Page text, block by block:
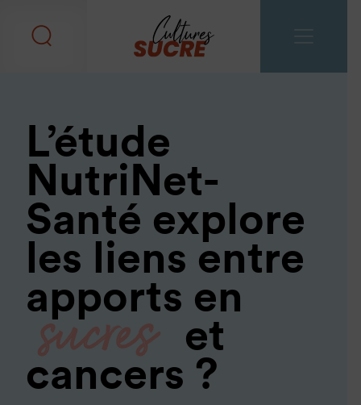
L’étude
NutriNet-
Santé explore
les liens entre
apports en
sucres
et
cancers ?